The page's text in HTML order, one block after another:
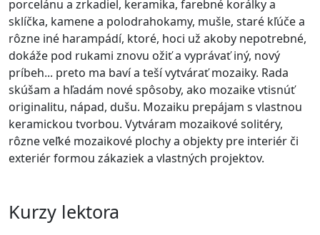
porcelánu a zrkadiel, keramika, farebné korálky a
sklíčka, kamene a polodrahokamy, mušle, staré kľúče a
rôzne iné harampádí, ktoré, hoci už akoby nepotrebné,
dokáže pod rukami znovu ožiť a vyprávať iný, nový
príbeh... preto ma baví a teší vytvárať mozaiky. Rada
skúšam a hľadám nové spôsoby, ako mozaike vtisnúť
originalitu, nápad, dušu. Mozaiku prepájam s vlastnou
keramickou tvorbou. Vytváram mozaikové solitéry,
rôzne veľké mozaikové plochy a objekty pre interiér či
exteriér formou zákaziek a vlastných projektov.
Kurzy lektora